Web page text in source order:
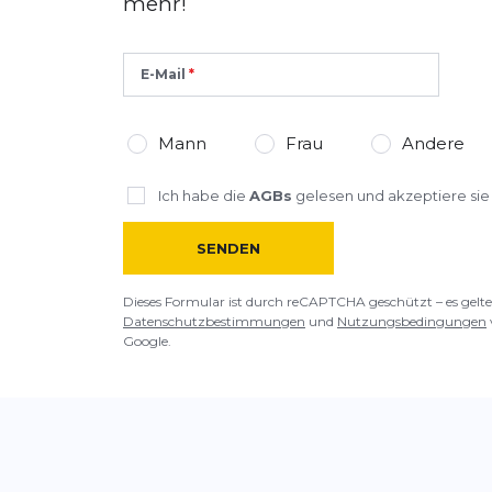
E-Mail
Mann Frau Andere
Ich habe die AGBs gelesen und akzeptiere sie
SENDEN
Dieses Formular ist durch reCAPTCHA geschützt – es
Datenschutzbestimmungen und Nutzungsbedingungen
Google.